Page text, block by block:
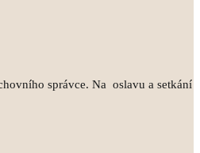
správce. Na oslavu a setkání